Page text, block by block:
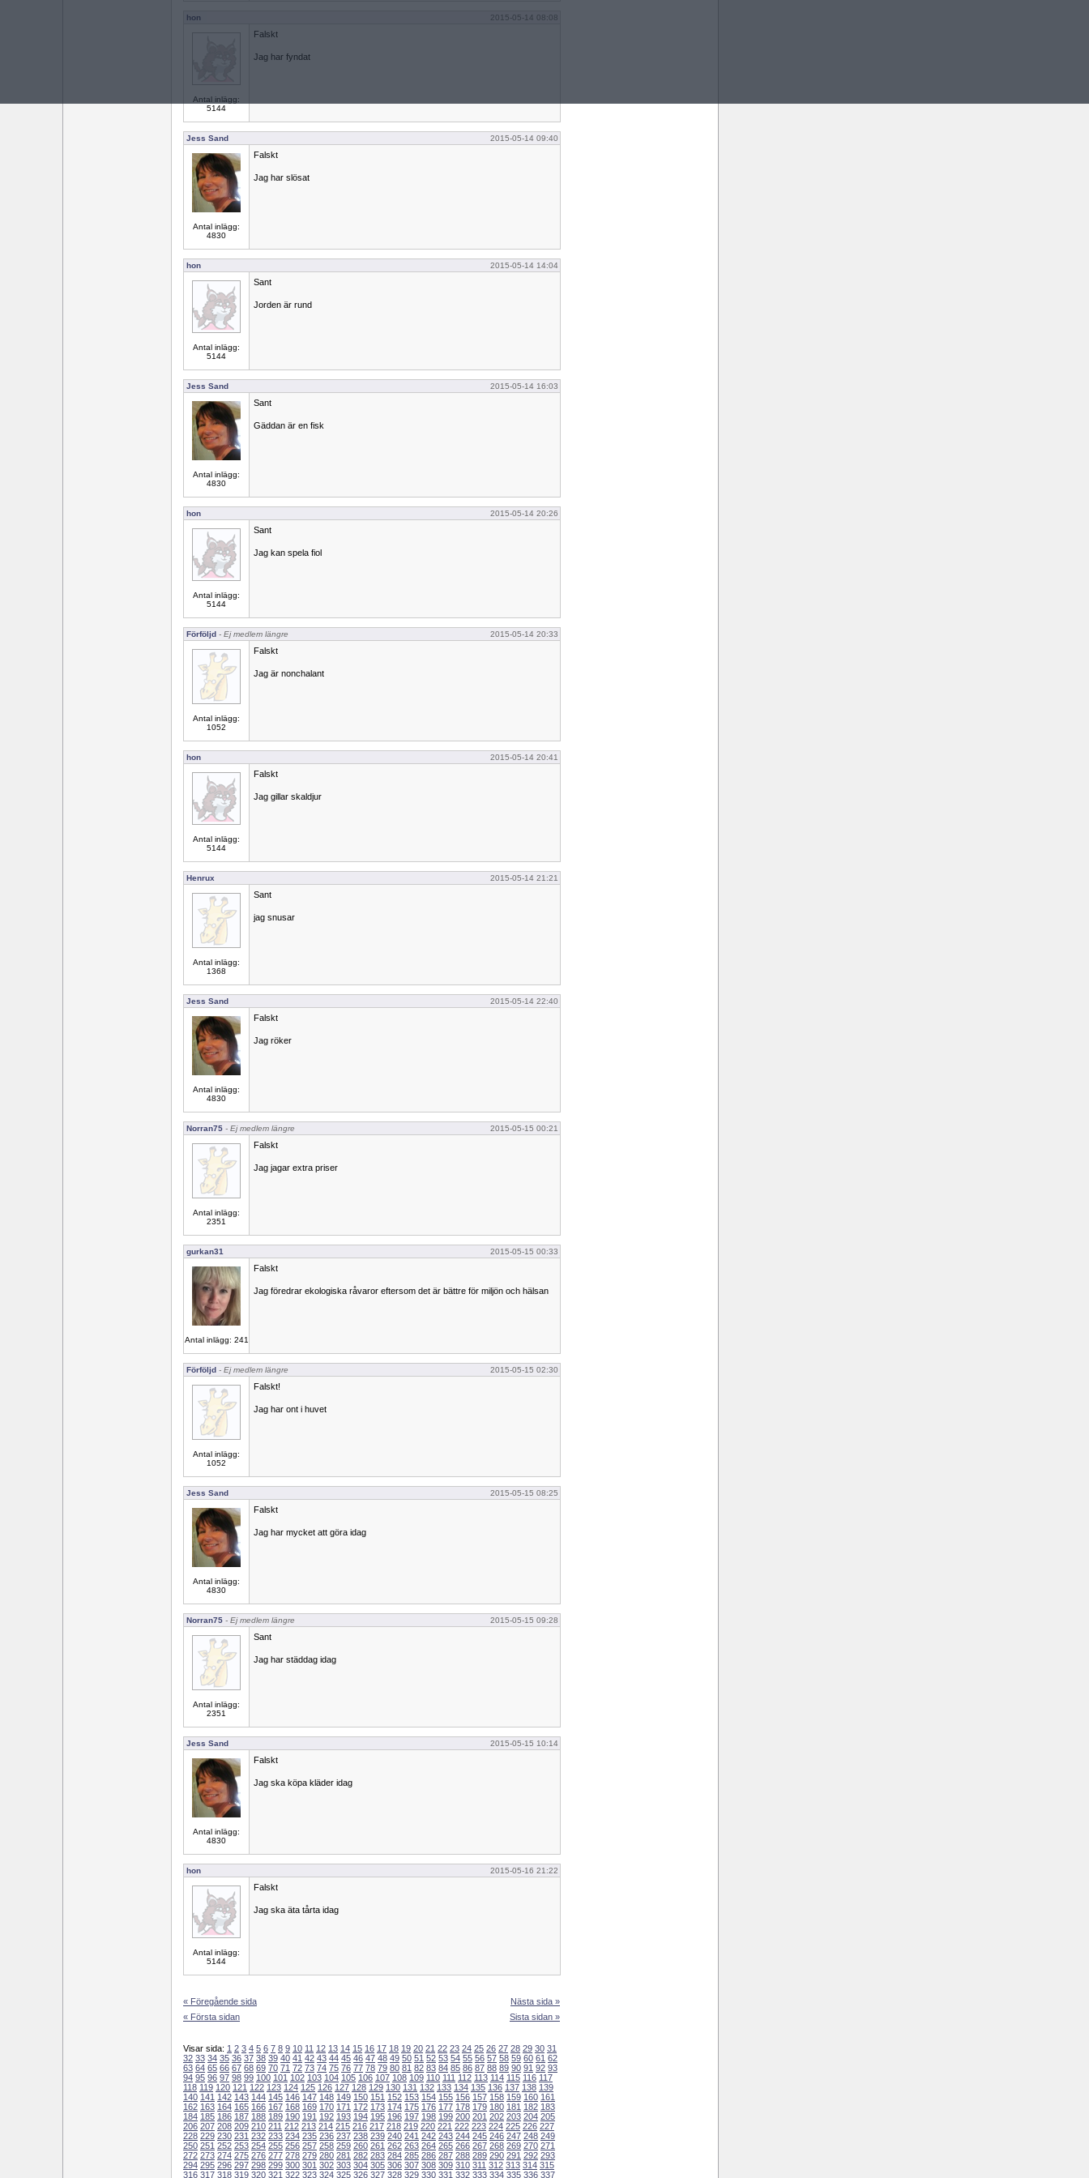
hon 2015-05-14 08:08
Antal inlägg:
5144
Falskt
Jag har fyndat
Jess Sand 2015-05-14 09:40
Antal inlägg:
4830
Falskt
Jag har slösat
hon 2015-05-14 14:04
Antal inlägg:
5144
Sant
Jorden är rund
Jess Sand 2015-05-14 16:03
Antal inlägg:
4830
Sant
Gäddan är en fisk
hon 2015-05-14 20:26
Antal inlägg:
5144
Sant
Jag kan spela fiol
Förföljd - Ej medlem längre 2015-05-14 20:33
Antal inlägg:
1052
Falskt
Jag är nonchalant
hon 2015-05-14 20:41
Antal inlägg:
5144
Falskt
Jag gillar skaldjur
Henrux 2015-05-14 21:21
Antal inlägg:
1368
Sant
jag snusar
Jess Sand 2015-05-14 22:40
Antal inlägg:
4830
Falskt
Jag röker
Norran75 - Ej medlem längre 2015-05-15 00:21
Antal inlägg:
2351
Falskt
Jag jagar extra priser
gurkan31 2015-05-15 00:33
Antal inlägg: 241
Falskt
Jag föredrar ekologiska råvaror eftersom det är bättre för miljön och hälsan
Förföljd - Ej medlem längre 2015-05-15 02:30
Antal inlägg:
1052
Falskt!
Jag har ont i huvet
Jess Sand 2015-05-15 08:25
Antal inlägg:
4830
Falskt
Jag har mycket att göra idag
Norran75 - Ej medlem längre 2015-05-15 09:28
Antal inlägg:
2351
Sant
Jag har städdag idag
Jess Sand 2015-05-15 10:14
Antal inlägg:
4830
Falskt
Jag ska köpa kläder idag
hon 2015-05-16 21:22
Antal inlägg:
5144
Falskt
Jag ska äta tårta idag
« Föregående sida
« Första sidan
Nästa sida »
Sista sidan »
Visar sida: 1 2 3 4 5 6 7 8 9 10 11 12 13 14 15 16 17 18 19 20 21 22 23 24 25 26 27 28 29 30 31
32 33 34 35 36 37 38 39 40 41 42 43 44 45 46 47 48 49 50 51 52 53 54 55 56 57 58 59 60 61 62
63 64 65 66 67 68 69 70 71 72 73 74 75 76 77 78 79 80 81 82 83 84 85 86 87 88 89 90 91 92 93
94 95 96 97 98 99 100 101 102 103 104 105 106 107 108 109 110 111 112 113 114 115 116 117
118 119 120 121 122 123 124 125 126 127 128 129 130 131 132 133 134 135 136 137 138 139
140 141 142 143 144 145 146 147 148 149 150 151 152 153 154 155 156 157 158 159 160 161
162 163 164 165 166 167 168 169 170 171 172 173 174 175 176 177 178 179 180 181 182 183
184 185 186 187 188 189 190 191 192 193 194 195 196 197 198 199 200 201 202 203 204 205
206 207 208 209 210 211 212 213 214 215 216 217 218 219 220 221 222 223 224 225 226 227
228 229 230 231 232 233 234 235 236 237 238 239 240 241 242 243 244 245 246 247 248 249
250 251 252 253 254 255 256 257 258 259 260 261 262 263 264 265 266 267 268 269 270 271
272 273 274 275 276 277 278 279 280 281 282 283 284 285 286 287 288 289 290 291 292 293
294 295 296 297 298 299 300 301 302 303 304 305 306 307 308 309 310 311 312 313 314 315
316 317 318 319 320 321 322 323 324 325 326 327 328 329 330 331 332 333 334 335 336 337